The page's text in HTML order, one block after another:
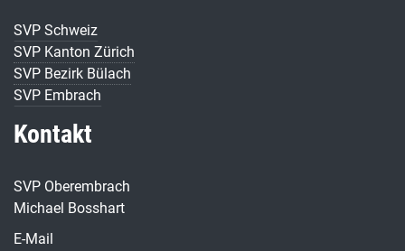
SVP Schweiz
SVP Kanton Zürich
SVP Bezirk Bülach
SVP Embrach
Kontakt
SVP Oberembrach
Michael Bosshart
E-Mail